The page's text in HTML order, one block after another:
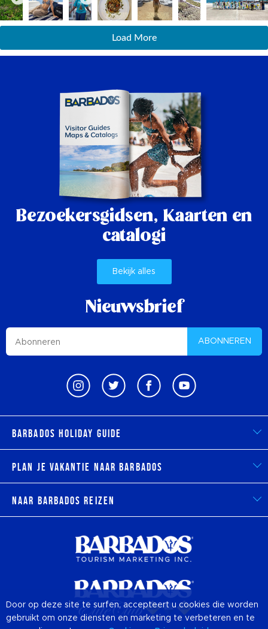
Load More
Bezoekersgidsen, Kaarten en
catalogi
Bekijk alles
Nieuwsbrief
ABONNEREN
Barbados Holiday Guide
Plan je vakantie naar Barbados
Naar Barbados reizen
Door op deze site te surfen, accepteert u cookies die worden
gebruikt om onze diensten en marketing te verbeteren en te